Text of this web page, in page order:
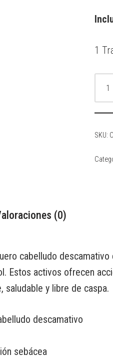
1
SKU:
(0)
cabelludo
Estos activos ofrecen
saludable y libre de caspa.
descamativo
sebácea